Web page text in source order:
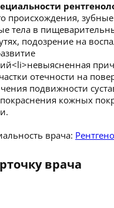
происхождения,
тела в
подозрение на
отечности на
подвижности
кожных
врача:
врача